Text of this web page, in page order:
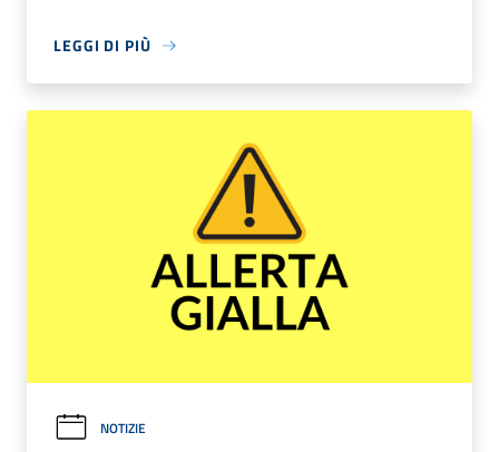
LEGGI DI PIÙ
NOTIZIE